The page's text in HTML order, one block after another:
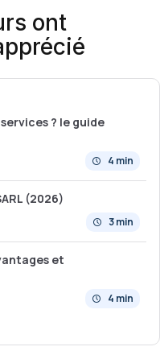
ont
? le guide
4 min
(2026)
3 min
et
4 min